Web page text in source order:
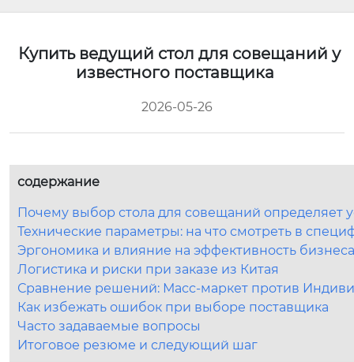
Купить ведущий стол для совещаний у
известного поставщика
2026-05-26
содержание
Почему выбор стола для совещаний определяет
Технические параметры: на что смотреть в
Эргономика и влияние на эффективность бизнеса
Логистика и риски при заказе из Китая
Сравнение решений: Масс-маркет против
Как избежать ошибок при выборе поставщика
Часто задаваемые вопросы
Итоговое резюме и следующий шаг